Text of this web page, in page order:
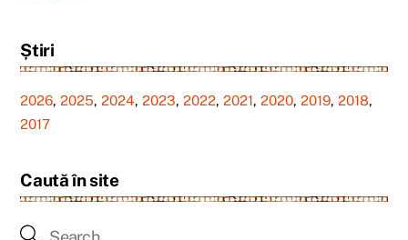
Știri
2026,2025,2024,2023,2022,2021,2020,2019,2018,
2017
Caută în site